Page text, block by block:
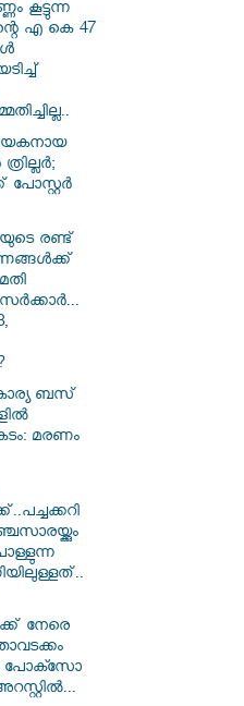
കൂട്ടുന്ന
എ കെ 47
പോസ്റ്റർ
രണ്ട്
ബസ്
മരണം
നേരെ
പോക്സോ